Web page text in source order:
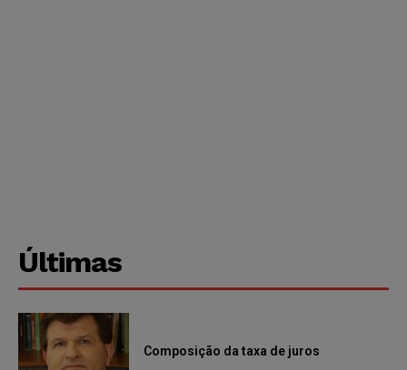
Últimas
Composição da taxa de juros